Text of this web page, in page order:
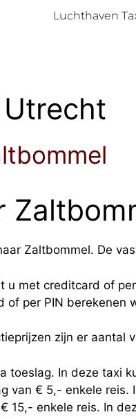
Luchthaven
Zaltbommel. De
u met creditcard of
per PIN berekenen
zijn er aantal
toeslag. In deze taxi
van € 5,- enkele
15,- enkele reis. In